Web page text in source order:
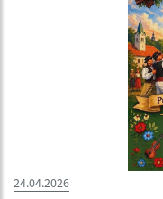
24.04.2026